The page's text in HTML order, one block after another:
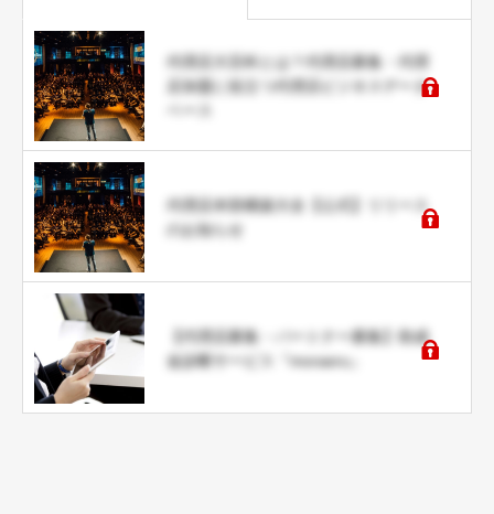
代理店大百科とは？代理店募集・代理
店加盟に役立つ代理店ビジネスデータ
代理店本部構築大全【公式】リリース
のお知らせ
【代理店募集・パートナー募集】助成
金診断サービス『moraeru』